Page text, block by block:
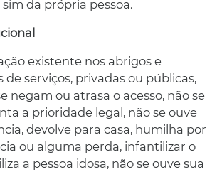
sim da própria pessoa.
existente nos abrigos e
de serviços, privadas ou públicas,
negam ou atrasa o acesso, não se
a prioridade legal, não se ouve
devolve para casa, humilha por
ou alguma perda, infantilizar o
a pessoa idosa, não se ouve sua